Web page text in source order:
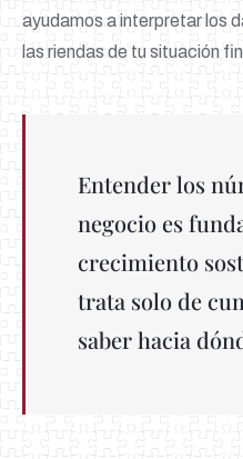
ayudamos a interpretar los
las riendas de tu situación
Entender los
negocio es
crecimiento
trata solo de
saber hacia